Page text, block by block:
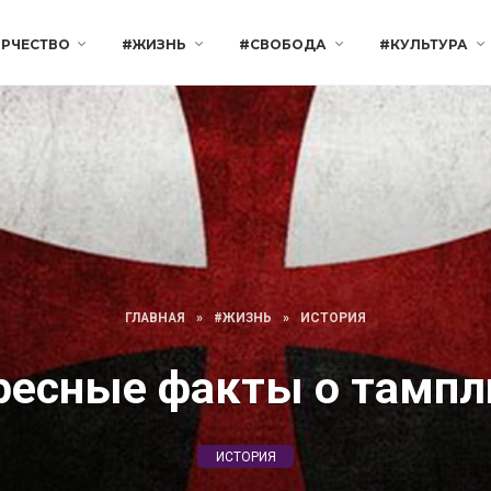
#ЖИЗНЬ #СВОБОДА #КУЛЬТУРА
ГЛАВНАЯ » #ЖИЗНЬ » ИСТОРИЯ
факты о
ИСТОРИЯ